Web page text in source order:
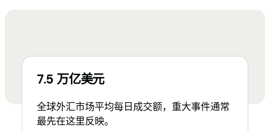
7.5 万亿美元
全球外汇市场平均每日成交额，重大事件通常
最先在这里反映。